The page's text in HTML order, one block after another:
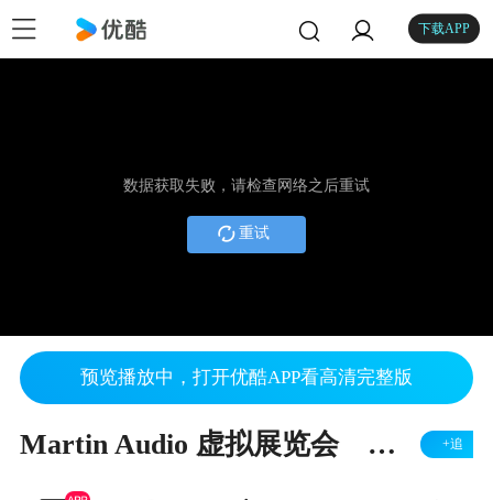
下载APP
数据获取失败，请检查网络之后重试
重试
预览播放中，打开优酷APP看高清完整版
Martin Audio 虚拟展览会 －作品集简介 +追